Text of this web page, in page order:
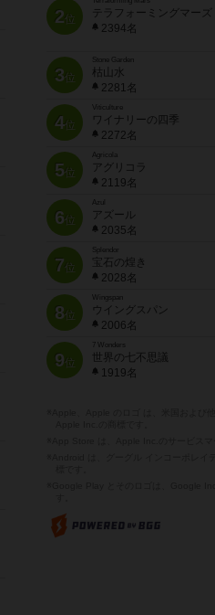
2位
テラフォーミングマーズ
2394名
3位
Stone Garden
枯山水
2281名
4位
Viticulture
ワイナリーの四季
2272名
5位
Agricola
アグリコラ
2119名
6位
Azul
アズール
2035名
7位
宝石の煌き
2028名
8位
Wingspan
ウイングスパン
2006名
9位
7 Wonders
世界の七不思議
1919名